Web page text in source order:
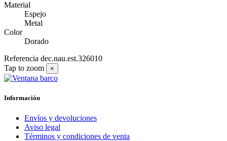
Material
Espejo
Metal
Color
Dorado
Referencia dec.nau.est.326010
Tap to zoom
×
Información
Envíos y devoluciones
Aviso legal
Términos y condiciones de venta